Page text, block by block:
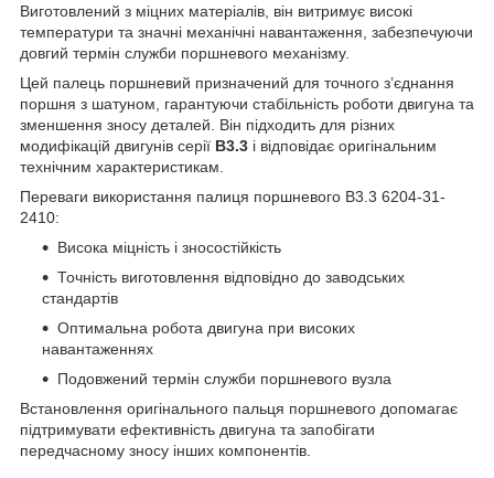
Виготовлений з міцних матеріалів, він витримує високі
температури та значні механічні навантаження, забезпечуючи
довгий термін служби поршневого механізму.
Цей палець поршневий призначений для точного з’єднання
поршня з шатуном, гарантуючи стабільність роботи двигуна та
зменшення зносу деталей. Він підходить для різних
модифікацій двигунів серії B3.3 і відповідає оригінальним
технічним характеристикам.
Переваги використання палиця поршневого B3.3 6204-31-
2410:
Висока міцність і зносостійкість
Точність виготовлення відповідно до заводських
стандартів
Оптимальна робота двигуна при високих
навантаженнях
Подовжений термін служби поршневого вузла
Встановлення оригінального пальця поршневого допомагає
підтримувати ефективність двигуна та запобігати
передчасному зносу інших компонентів.